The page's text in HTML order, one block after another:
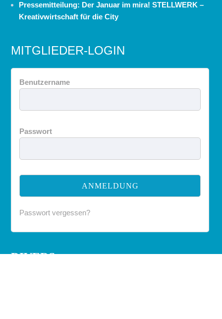
Pressemitteilung: Der Januar im mira! STELLWERK –
Kreativwirtschaft für die City
MITGLIEDER-LOGIN
Benutzername
Passwort
Passwort vergessen?
DIVERS